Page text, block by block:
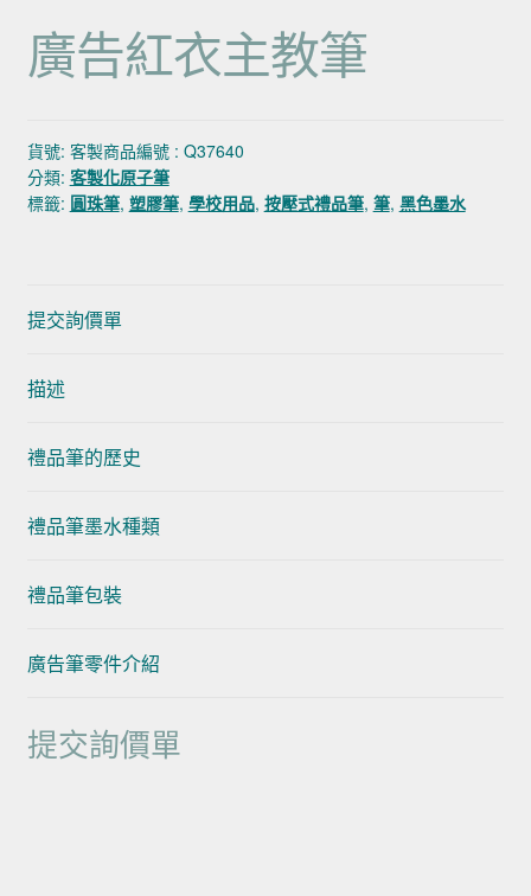
廣告紅衣主教筆
貨號: 客製商品編號 : Q37640
分類: 客製化原子筆
標籤: 圓珠筆, 塑膠筆, 學校用品, 按壓式禮品筆, 筆, 黑色墨水
提交詢價單
描述
禮品筆的歷史
禮品筆墨水種類
禮品筆包裝
廣告筆零件介紹
提交詢價單